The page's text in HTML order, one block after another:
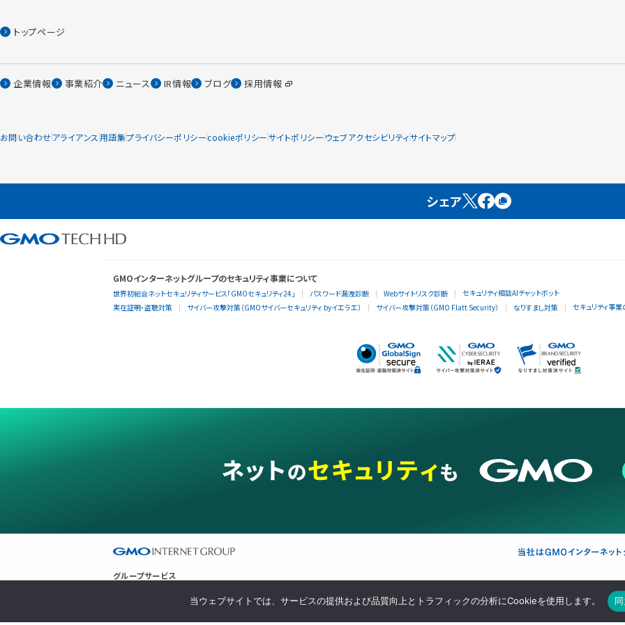
トップページ
企業情報 事業紹介 ニュース IR情報 ブログ 採用情報
お問い合わせアライアンス 用語集プライバシーポリシーcookieポリシーサイトポリシー ウェブアクセシビリティサイトマップ
シェア
GMOインターネットグループのセキュリティ事業について
世界初総合ネットセキュリティサービス「GMOセキュリティ24」 パスワード漏洩診断 Webサイトリスク診断
セキュリティ相談AIチャットボット
実在証明・盗聴対策
サイバー攻撃対策（GMOサイバーセキュリティ byイエラエ） サイバー攻撃対策（GMO Flatt Security） なりすまし対策 セキュリティ事
グループサービス
暗号資産
当ウェブサイトでは、サービスの提供および品質向上とトラフィックの分析にCookieを使用します。